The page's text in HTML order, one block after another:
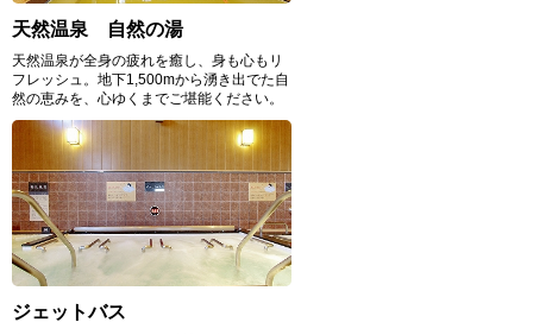
天然温泉 自然の湯
天然温泉が全身の疲れを癒し、身も心もリ
フレッシュ。地下1,500mから湧き出でた自
然の恵みを、心ゆくまでご堪能ください。
ジェットバス